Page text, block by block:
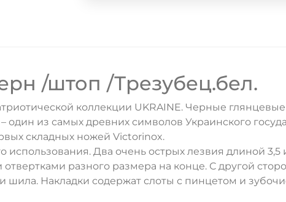
/штоп /Трезубец.бел.
коллекции UKRAINE. Черные
один из самых древних символов Украинского
складных ножей Victorinox.
Два очень острых лезвия длиной 3,5
разного размера на конце. С другой
Накладки содержат слоты с пинцетом и